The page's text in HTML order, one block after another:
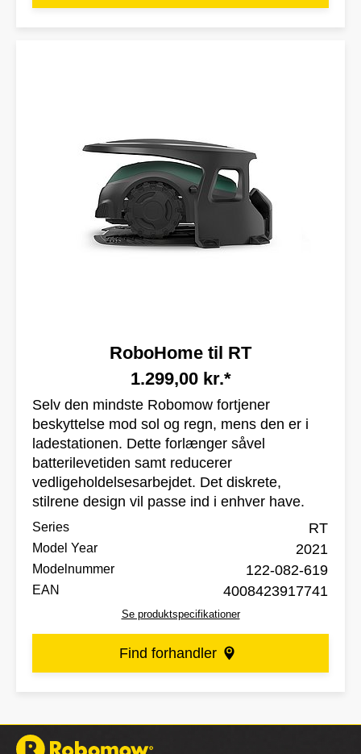
RoboHome til RT
1.299,00 kr.*
Selv den mindste Robomow fortjener
beskyttelse mod sol og regn, mens den er i
ladestationen. Dette forlænger såvel
batterilevetiden samt reducerer
vedligeholdelsesarbejdet. Det diskrete,
stilrene design vil passe ind i enhver have.
Series RT
Model Year 2021
Modelnummer 122-082-619
EAN 4008423917741
Se produktspecifikationer
Find forhandler